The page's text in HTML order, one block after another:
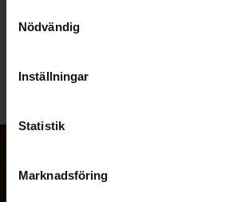
Nödvändig
Inställningar
Statistik
Marknadsföring
2022.
Till minnessidorna